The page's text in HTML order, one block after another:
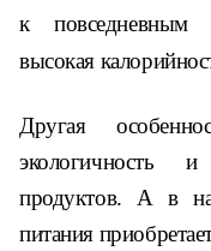
к повседневным
высокая
Другая
экологичность и
продуктов. А в
питания